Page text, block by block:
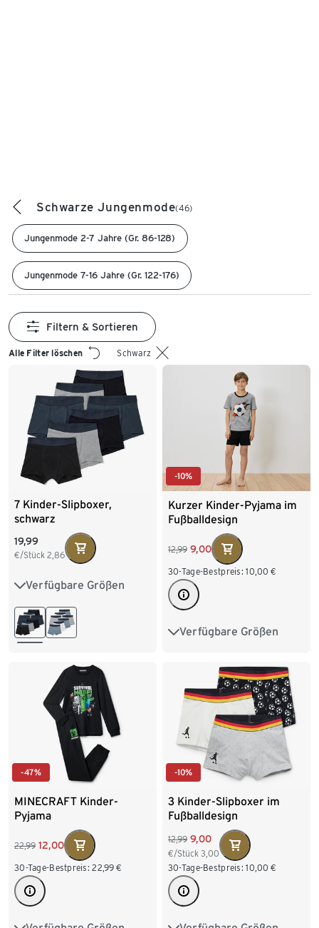
Schwarze Jungenmode(46)
Jungenmode 2-7 Jahre (Gr. 86-128)
Jungenmode 7-16 Jahre (Gr. 122-176)
Alle Filter löschen Schwarz
Filtern & Sortieren
7 Kinder-Slipboxer,
schwarz
19,99
€/Stück 2,86
Verfügbare Größen
122/128 134/140
146/152
-10%
Kurzer Kinder-Pyjama im
Fußballdesign
12,99 9,00
30-Tage-Bestpreis: 10,00 €
Verfügbare Größen
98/104 110/116
146/152 158/164
-47%
MINECRAFT Kinder-
Pyjama
22,99 12,00
30-Tage-Bestpreis: 22,99 €
-10%
3 Kinder-Slipboxer im
Fußballdesign
12,99 9,00
€/Stück 3,00
30-Tage-Bestpreis: 10,00 €